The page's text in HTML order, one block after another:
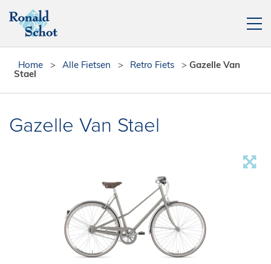
Fietsendragers
[php snippet=16]
Reparatieplanner
Home > Alle Fietsen > Retro Fiets > Gazelle Van
Stael
Gazelle Van Stael